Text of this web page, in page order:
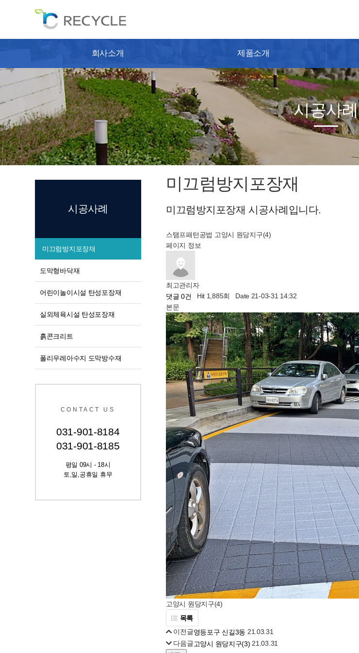
회사소개 제품소개
시공사례
시공사례
미끄럼방지포장재
도막형바닥재
어린이놀이시설 탄성포장재
실외체육시설 탄성포장재
흙콘크리트
폴리우레아수지 도막방수재
CONTACT US
031-901-8184
031-901-8185
평일 09시 - 18시
토,일,공휴일 휴무
미끄럼방지포장재
미끄럼방지포장재 시공사례입니다.
스탬프패턴공법 고양시 원당지구(4)
페이지 정보
최고관리자
댓글 0건
Hit 1,885회
Date 21-03-31 14:32
본문
고양시 원당지구(4)
목록
이전글영등포구 신길3동 21.03.31
다음글고양시 원당지구(3) 21.03.31